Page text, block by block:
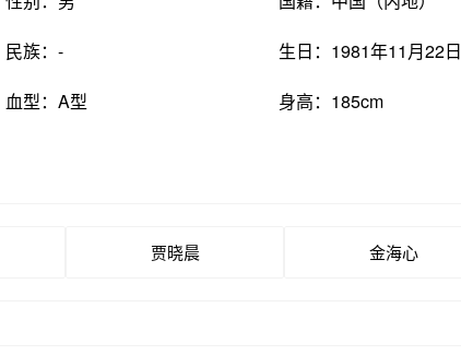
民族：-
生日：1981年11月22日
血型：A型
身高：185cm
贾晓晨 金海心